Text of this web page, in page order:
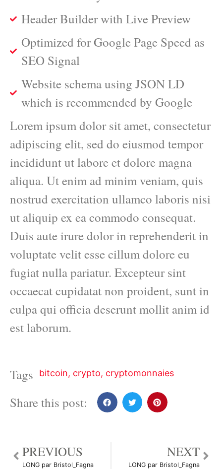
Header Builder with Live Preview
Optimized for Google Page Speed as
SEO Signal
Website schema using JSON LD
which is recommended by Google
Lorem ipsum dolor sit amet, consectetur
adipiscing elit, sed do eiusmod tempor
incididunt ut labore et dolore magna
aliqua. Ut enim ad minim veniam, quis
nostrud exercitation ullamco laboris nisi
ut aliquip ex ea commodo consequat.
Duis aute irure dolor in reprehenderit in
voluptate velit esse cillum dolore eu
fugiat nulla pariatur. Excepteur sint
occaecat cupidatat non proident, sunt in
culpa qui officia deserunt mollit anim id
est laborum.
Tags bitcoin, crypto, cryptomonnaies
Share this post:
PREVIOUS
LONG par Bristol_Fagna
NEXT
LONG par Bristol_Fagna